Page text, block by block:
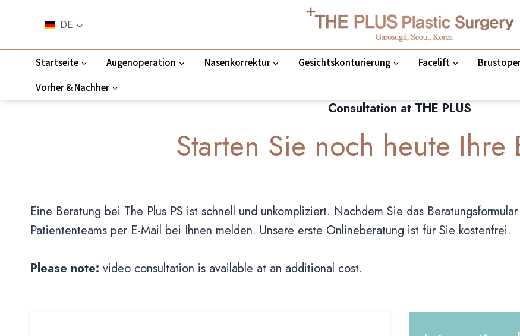
DE
Startseite Augenoperation Nasenkorrektur Gesichtskonturierung Facelift
Vorher & Nachher
Consultation at THE PLUS
Starten Sie noch heute Ihre
Eine Beratung bei The Plus PS ist schnell und unkompliziert. Nachdem Sie das
Patiententeams per E-Mail bei Ihnen melden. Unsere erste Onlineberatung ist für Sie kostenfrei.
Please note: video consultation is available at an additional cost.